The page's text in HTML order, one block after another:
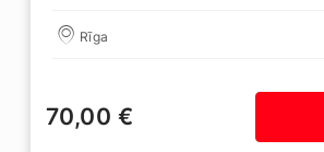
Rīga
70,00 €